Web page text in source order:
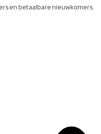
en betaalbare nieuwkomers.